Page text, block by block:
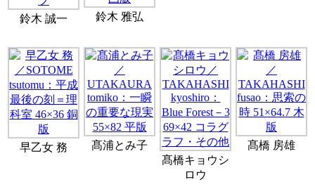
鈴木 誠一 鈴木 雅弘
早乙女 務
髙浦とみ子
髙橋キョウシ
ロウ
髙橋 房雄